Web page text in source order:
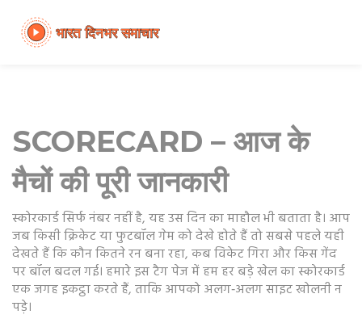
SCORECARD – आज के
मैचों की पूरी जानकारी
स्कोरकार्ड सिर्फ नंबर नहीं है, यह उस दिन का माहौल भी बताता है। आप
जब किसी क्रिकेट या फुटबॉल गेम को देखे होते हैं तो सबसे पहले यही
देखते हैं कि कौन कितने रन बना रहा, कब विकेट गिरा और किस गेंद
पर बॉल बदल गई। हमारे इस टैग पेज में हम हर बड़े खेल का स्कोरकार्ड
एक जगह इकट्ठा करते हैं, ताकि आपको अलग‑अलग साइट खोलनी न
पड़े।